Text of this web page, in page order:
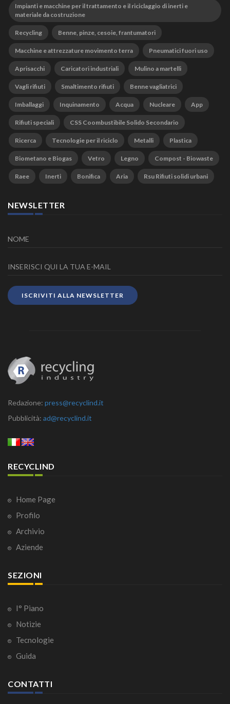
Impianti e macchine per il trattamento e il riciclaggio di inerti e
materiale da costruzione
Recycling Benne, pinze, cesoie, frantumatori
Macchine e attrezzature movimento terra Pneumatici fuori uso
Aprisacchi Caricatori industriali Mulino a martelli
Vagli rifiuti Smaltimento rifiuti Benne vagliatrici
Imballaggi Inquinamento Acqua Nucleare App
Rifiuti speciali CSS Coombustibile Solido Secondario
Ricerca Tecnologie per il riciclo Metalli Plastica
Biometano e Biogas Vetro Legno Compost - Biowaste
Raee Inerti Bonifica Aria Rsu Rifiuti solidi urbani
NEWSLETTER
ISCRIVITI ALLA NEWSLETTER
Redazione: press@recyclind.it
Pubblicità: ad@recyclind.it
RECYCLIND
Home Page
Profilo
Archivio
Aziende
SEZIONI
I° Piano
Notizie
Tecnologie
Guida
CONTATTI